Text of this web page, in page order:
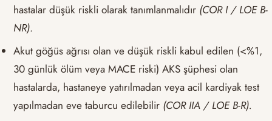
hastalar düşük riskli olarak tanımlanmalıdır (COR I / LOE B-
NR).
Akut göğüs ağrısı olan ve düşük riskli kabul edilen (<%1,
30 günlük ölüm veya MACE riski) AKS şüphesi olan
hastalarda, hastaneye yatırılmadan veya acil kardiyak test
yapılmadan eve taburcu edilebilir (COR IIA / LOE B-R).